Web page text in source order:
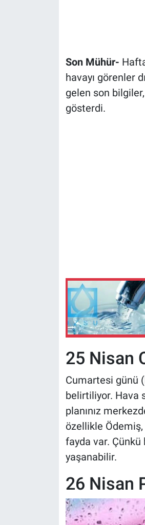
Son Mühür-
havayı görenler
gelen son
gösterdi.
25 Nisan
Cumartesi günü
belirtiliyor. Hava
planınız
özellikle
fayda var.
yaşanabilir.
26 Nisan